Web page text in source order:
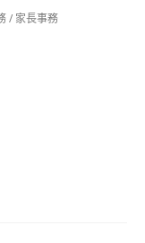
/ 家長事務